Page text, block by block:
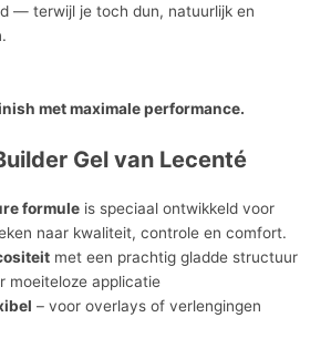
— terwijl je toch dun, natuurlijk en
met maximale performance.
Gel van Lecenté
formule is speciaal ontwikkeld voor
naar kwaliteit, controle en comfort.
met een prachtig gladde structuur
moeiteloze applicatie
– voor overlays of verlengingen